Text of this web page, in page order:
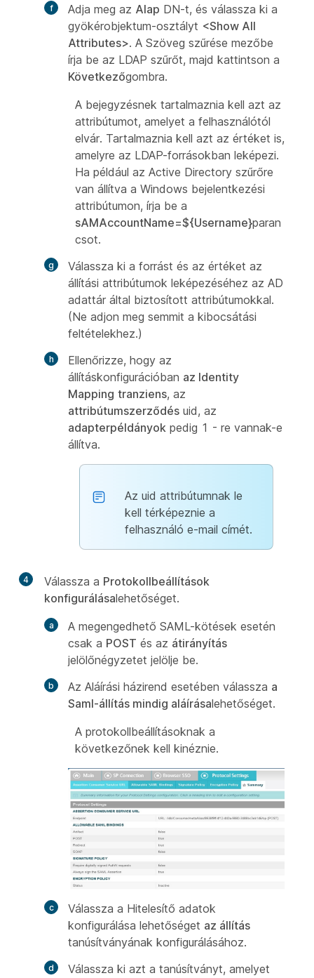
Adja meg az Alap DN-t, és válassza ki a
gyökérobjektum-osztályt <Show All
Attributes>. A Szöveg szűrése mezőbe
írja be az LDAP szűrőt, majd kattintson a
Következőgombra.
A bejegyzésnek tartalmaznia kell azt az
attribútumot, amelyet a felhasználótól
elvár. Tartalmaznia kell azt az értéket is,
amelyre az LDAP-forrásokban leképezi.
Ha például az Active Directory szűrőre
van állítva a Windows bejelentkezési
attribútumon, írja be a
sAMAccountName=${Username}paran
csot.
Válassza ki a forrást és az értéket az
állítási attribútumok leképezéséhez az AD
adattár által biztosított attribútumokkal.
(Ne adjon meg semmit a kibocsátási
feltételekhez.)
Ellenőrizze, hogy az
állításkonfigurációban az Identity
Mapping tranziens, az
attribútumszerződés uid, az
adapterpéldányok pedig 1 - re vannak-e
állítva.
Az uid attribútumnak le
kell térképeznie a
felhasználó e-mail címét.
4 Válassza a Protokollbeállítások
konfigurálásalehetőséget.
A megengedhető SAML-kötések esetén
csak a POST és az átirányítás
jelölőnégyzetet jelölje be.
Az Aláírási házirend esetében válassza a
Saml-állítás mindig aláírásalehetőséget.
A protokollbeállításoknak a
következőnek kell kinéznie.
Válassza a Hitelesítő adatok
konfigurálása lehetőséget az állítás
tanúsítványának konfigurálásához.
Válassza ki azt a tanúsítványt, amelyet